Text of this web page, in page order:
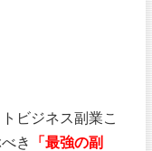
ビジネス副業こ
き
「最強の副